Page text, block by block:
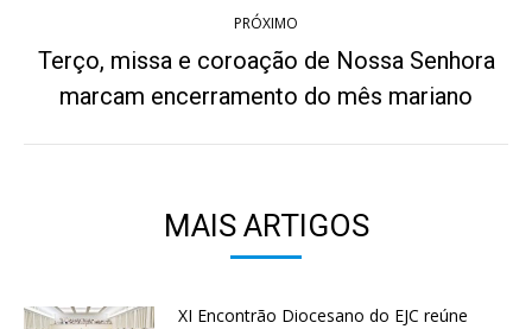
PRÓXIMO
Próximo
post:
Terço, missa e coroação de Nossa Senhora
marcam encerramento do mês mariano
MAIS ARTIGOS
XI Encontrão Diocesano do EJC reúne